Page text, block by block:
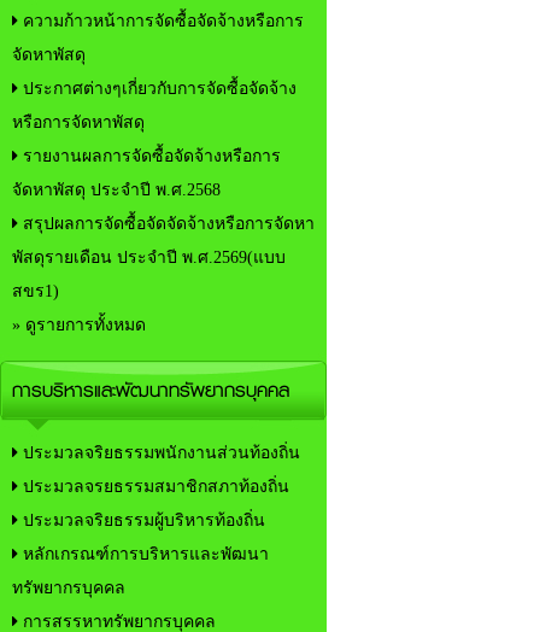
ความก้าวหน้าการจัดซื้อจัดจ้างหรือการ
จัดหาพัสดุ
ประกาศต่างๆเกี่ยวกับการจัดซื้อจัดจ้าง
หรือการจัดหาพัสดุ
รายงานผลการจัดซื้อจัดจ้างหรือการ
จัดหาพัสดุ ประจำปี พ.ศ.2568
สรุปผลการจัดซื้อจัดจัดจ้างหรือการจัดหา
พัสดุรายเดือน ประจำปี พ.ศ.2569(แบบ
สขร1)
» ดูรายการทั้งหมด
การบริหารและพัฒนาทรัพยากรบุคคล
ประมวลจริยธรรมพนักงานส่วนท้องถิ่น
ประมวลจรยธรรมสมาชิกสภาท้องถิ่น
ประมวลจริยธรรมผู้บริหารท้องถิ่น
หลักเกรณฑ์การบริหารและพัฒนา
ทรัพยากรบุคคล
การสรรหาทรัพยากรบุคคล